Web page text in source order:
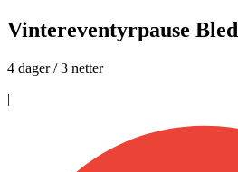
Vintereventyrpause Bled
4 dager / 3 netter
|